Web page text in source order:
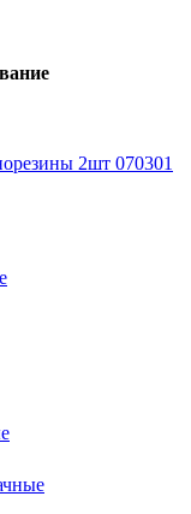
2шт 070301